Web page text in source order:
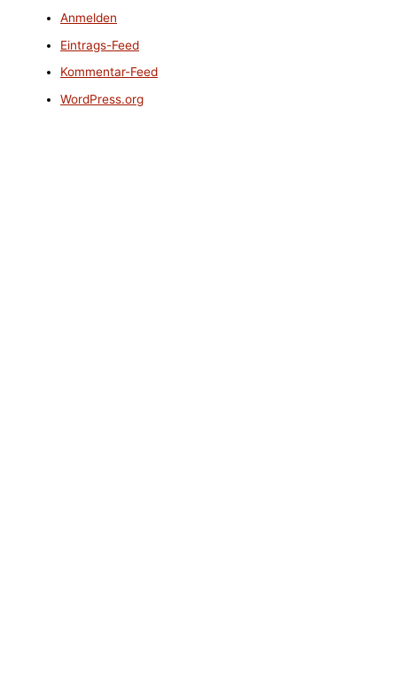
Anmelden
Eintrags-Feed
Kommentar-Feed
WordPress.org